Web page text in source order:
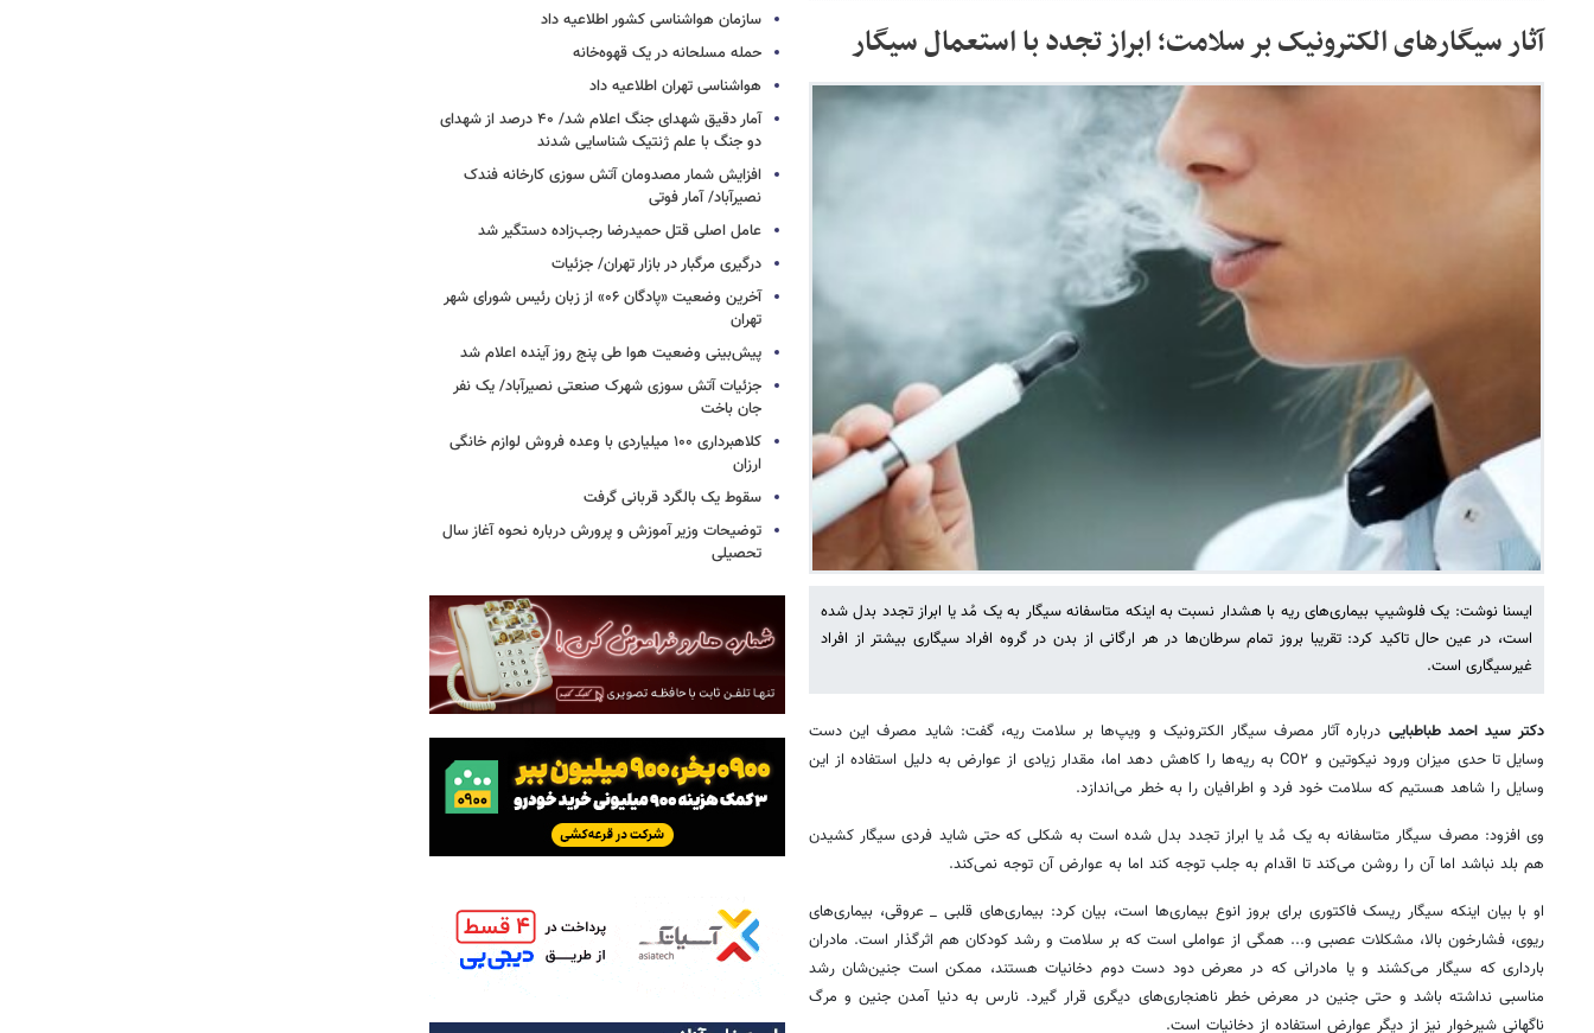
آثار سیگارهای الکترونیک بر سلامت؛ ابراز تجدد با استعمال سیگار
ایسنا نوشت: یک فلوشیپ بیماری‌های ریه با هشدار نسبت به اینکه متاسفانه سیگار به یک مُد یا ابراز تجدد بدل شده
است، در عین حال تاکید کرد: تقریبا بروز تمام سرطان‌ها در هر ارگانی از بدن در گروه افراد سیگاری بیشتر از افراد
غیرسیگاری است.
دکتر سید احمد طباطبایی درباره آثار مصرف سیگار الکترونیک و ویپ‌ها بر سلامت ریه،‌ گفت: شاید مصرف این دست
وسایل تا حدی میزان ورود نیکوتین و CO۲ به ریه‌ها را کاهش دهد اما، مقدار زیادی از عوارض به دلیل استفاده از این
وسایل را شاهد هستیم که سلامت خود فرد و اطرافیان را به خطر می‌اندازد.
وی افزود: مصرف سیگار متاسفانه به یک مُد یا ابراز تجدد بدل شده است به شکلی که حتی شاید فردی سیگار کشیدن
هم بلد نباشد اما آن را روشن می‌کند تا اقدام به جلب توجه کند اما به عوارض آن توجه نمی‌کند.
او با بیان اینکه سیگار ریسک فاکتوری برای بروز انوع بیماری‌ها است،‌ بیان کرد: بیماری‌های قلبی _ عروقی، بیماری‌های
ریوی، فشارخون بالا، مشکلات عصبی و... همگی از عواملی است که بر سلامت و رشد کودکان هم اثرگذار است. مادران
بارداری که سیگار می‌کشند و یا مادرانی که در معرض دود دست دوم دخانیات هستند، ممکن است جنین‌شان رشد
مناسبی نداشته باشد و حتی جنین در معرض خطر ناهنجاری‌های دیگری قرار گیرد. نارس به دنیا آمدن جنین و مرگ
ناگهانی شیرخوار نیز از دیگر عوارض استفاده از دخانیات است.
سازمان هواشناسی کشور اطلاعیه داد
حمله مسلحانه در یک قهوه‌خانه
هواشناسی تهران اطلاعیه داد
آمار دقیق شهدای جنگ اعلام شد/ ۴۰ درصد از شهدای
دو جنگ با علم ژنتیک شناسایی شدند
افزایش شمار مصدومان آتش سوزی کارخانه فندک
نصیرآباد/ آمار فوتی
عامل اصلی قتل حمیدرضا رجب‌زاده دستگیر شد
درگیری مرگبار در بازار تهران/ جزئیات
آخرین وضعیت «پادگان ۰۶» از زبان رئیس شورای شهر
تهران
پیش‌بینی وضعیت هوا طی پنج روز آینده اعلام شد
جزئیات آتش سوزی شهرک صنعتی نصیرآباد/ یک نفر
جان باخت
کلاهبرداری ۱۰۰ میلیاردی با وعده فروش لوازم خانگی
ارزان
سقوط یک بالگرد قربانی گرفت
توضیحات وزیر آموزش و پرورش درباره نحوه آغاز سال
تحصیلی